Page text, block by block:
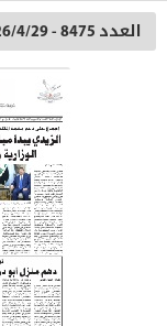
العدد 8475 - 2026/4/29